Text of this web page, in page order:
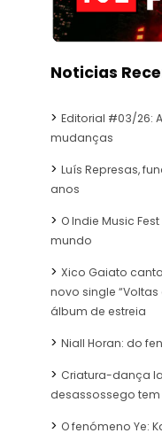
Noticias
Editorial #03/26:
mudanças
Luís Represas,
anos
O Indie Music
mundo
Xico Gaiato
novo single
álbum de estreia
Niall Horan: do
Criatura-dança
desassossego
O fenómeno Ye: